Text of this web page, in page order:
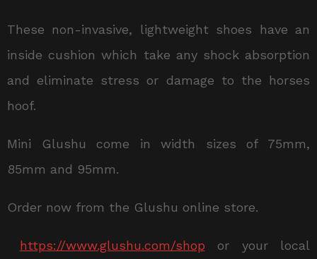
These non-invasive, lightweight shoes have an
inside cushion which take any shock absorption
and eliminate stress or damage to the horses
hoof.
Mini Glushu come in width sizes of 75mm,
85mm and 95mm.
Order now from the Glushu online store.
https://www.glushu.com/shop or your local